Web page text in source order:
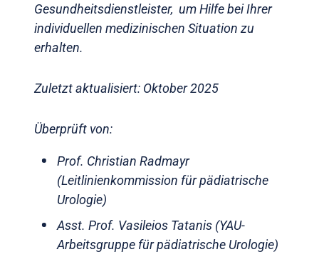
Gesundheitsdienstleister, um Hilfe bei Ihrer
individuellen medizinischen Situation zu
erhalten.
Zuletzt aktualisiert: Oktober 2025
Überprüft von:
Prof. Christian Radmayr
(Leitlinienkommission für pädiatrische
Urologie)
Asst. Prof. Vasileios Tatanis (YAU-
Arbeitsgruppe für pädiatrische Urologie)